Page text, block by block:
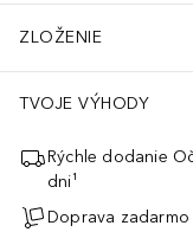
ZLOŽENIE
TVOJE VÝHODY
Rýchle dodanie
dni¹
Doprava